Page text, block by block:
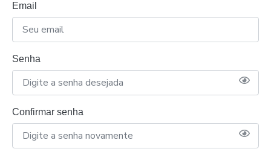
Email
Senha
Confirmar senha